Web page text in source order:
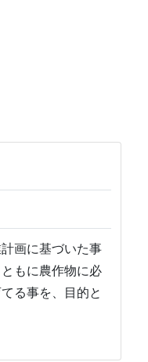
画に基づいた事
もに農作物に必
る事を、目的と